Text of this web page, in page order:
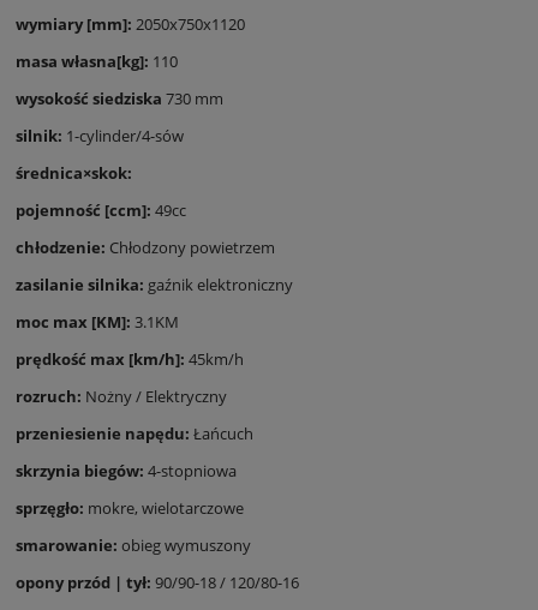
wymiary [mm]: 2050x750x1120
masa własna[kg]: 110
wysokość siedziska 730 mm
silnik: 1-cylinder/4-sów
średnica×skok:
pojemność [ccm]: 49cc
chłodzenie: Chłodzony powietrzem
zasilanie silnika: gaźnik elektroniczny
moc max [KM]: 3.1KM
prędkość max [km/h]: 45km/h
rozruch: Nożny / Elektryczny
przeniesienie napędu: Łańcuch
skrzynia biegów: 4-stopniowa
sprzęgło: mokre, wielotarczowe
smarowanie: obieg wymuszony
opony przód | tył: 90/90-18 / 120/80-16